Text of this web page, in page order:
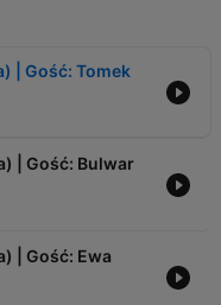
| Gość: Tomek
| Gość: Bulwar
| Gość: Ewa